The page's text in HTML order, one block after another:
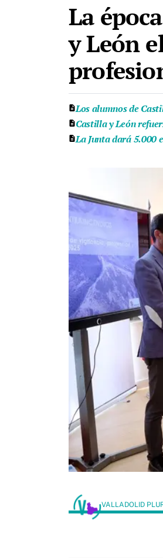
La
y León
Los alumnos de
Castilla y León
La Junta dará 5.000
VALLADOLID